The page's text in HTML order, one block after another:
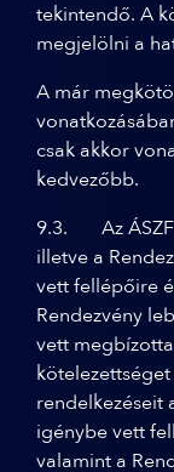
tekintendő. A
megjelölni a
A már
csak akkor
kedvezőbb.
9.3. Az ÁSZF
illetve a
vett fellépőire
Rendezvény
vett
rendelkezéseit
igénybe vett
valamint a